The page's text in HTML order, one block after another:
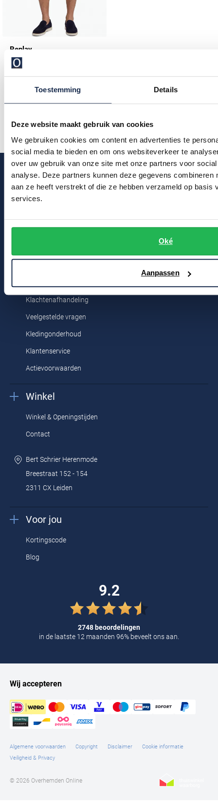
Toestemming Details
Deze website maakt gebruik van cookies
We gebruiken cookies om content en advertenties te
social media te bieden en om ons websiteverkeer te
over uw gebruik van onze site met onze partners voor
analyse. Deze partners kunnen deze gegevens combineren
aan ze heeft verstrekt of die ze hebben verzameld op basis
services.
Oké
Aanpassen
Replay
Lees meer
Klachtenafhandeling
Veelgestelde vragen
Kledingonderhoud
Klantenservice
Actievoorwaarden
Winkel
Winkel & Openingstijden
Contact
Bert Schrier Herenmode
Breestraat 152 - 154
2311 CX Leiden
Voor jou
Kortingscode
Blog
9.2
2748 beoordelingen
in de laatste 12 maanden 96% beveelt ons aan.
Wij accepteren
Algemene voorwaarden Copyright Disclaimer
Cookie informatie
Veiligheid & Privacy
© 2026 Overhemden Online